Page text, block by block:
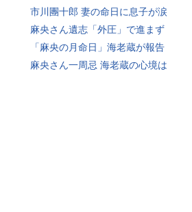
市川團十郎 妻の命日に息子が涙
麻央さん遺志「外圧」で進まず
「麻央の月命日」海老蔵が報告
麻央さん一周忌 海老蔵の心境は